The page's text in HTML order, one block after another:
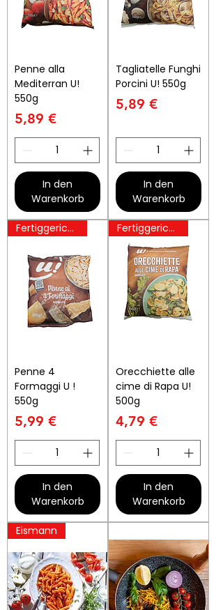
Penne alla
Mediterran U!
550g
Preis
5,89 €
In den
Warenkorb
Tagliatelle Funghi
Porcini U! 550g
Preis
5,89 €
In den
Warenkorb
Fertiggerichte
Penne 4
Formaggi U !
550g
Preis
5,99 €
In den
Warenkorb
Fertiggerichte
Orecchiette alle
cime di Rapa U!
500g
Preis
4,79 €
In den
Warenkorb
Eismann